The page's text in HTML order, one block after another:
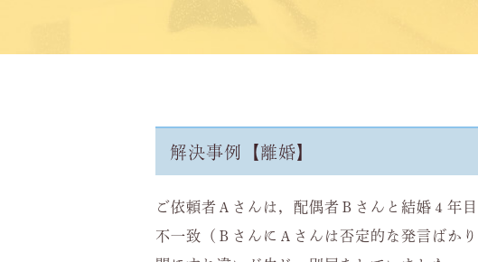
解決事例【離婚】
ご依頼者Ａさんは，配偶者Ｂさんと結婚４年
不一致（ＢさんにＡさんは否定的な発言ばか